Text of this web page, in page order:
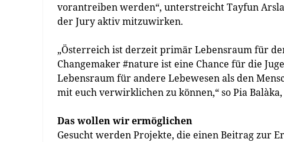
vorantreiben werden“, unterstreicht Tayfun
der Jury aktiv mitzuwirken.
„Österreich ist derzeit primär Lebensraum für
Changemaker #nature ist eine Chance für die
Lebensraum für andere Lebewesen als den
mit euch verwirklichen zu können,“ so Pia
Das wollen wir ermöglichen
Gesucht werden Projekte, die einen Beitrag zur